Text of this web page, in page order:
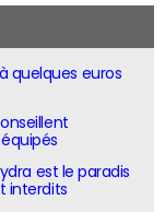
quelques euros
est le paradis
interdits